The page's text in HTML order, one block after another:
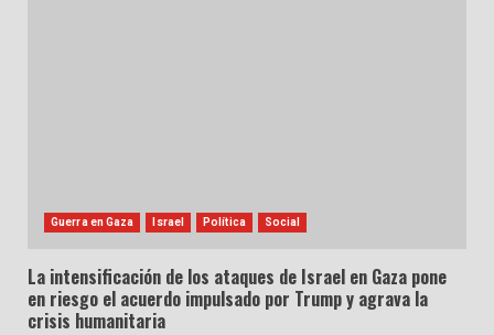
Guerra en Gaza Israel Política Social
La intensificación de los ataques de Israel en Gaza pone
en riesgo el acuerdo impulsado por Trump y agrava la
crisis humanitaria